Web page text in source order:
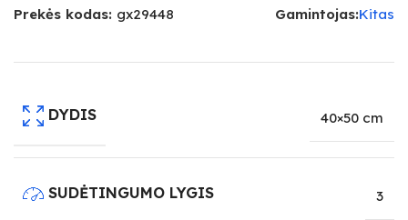
Prekės kodas: gx29448 Gamintojas:Kitas
DYDIS 40×50 cm
SUDĖTINGUMO LYGIS 3